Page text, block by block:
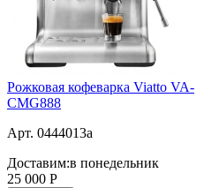
Рожковая кофеварка Viatto VA-
CMG888
Арт. 0444013a
Доставим:в понедельник
25 000 Р